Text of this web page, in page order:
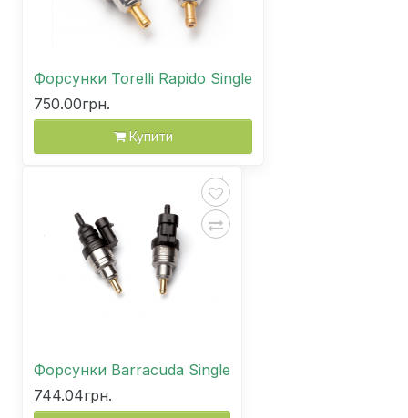
Форсунки Torelli Rapido Single
750.00грн.
Купити
Форсунки Barracuda Single
744.04грн.